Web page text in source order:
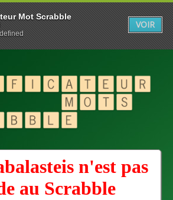
n'est pas
au Scrabble
Mot Scrabble
VOIR